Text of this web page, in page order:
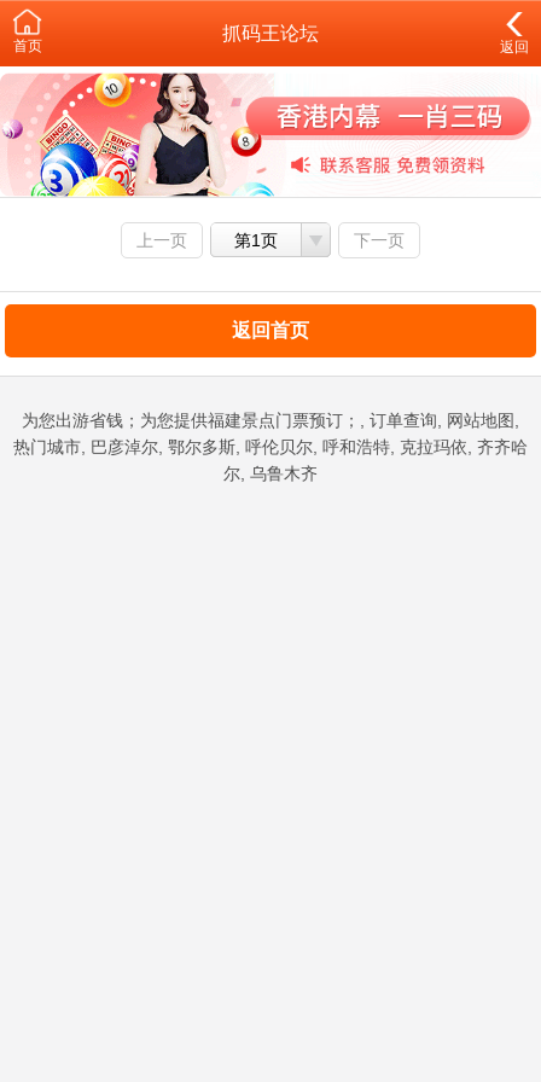
首页
抓码王论坛
返回
上一页 第1页 下一页
返回首页
为您出游省钱；为您提供福建景点门票预订；, 订单查询, 网站地图,
热门城市, 巴彦淖尔, 鄂尔多斯, 呼伦贝尔, 呼和浩特, 克拉玛依, 齐齐哈
尔, 乌鲁木齐